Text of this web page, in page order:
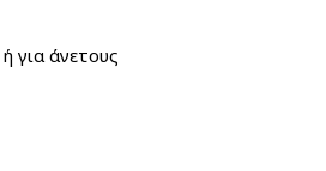
για άνετους